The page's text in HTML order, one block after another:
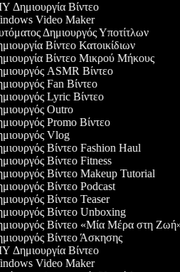
Δημιουργία Βίντεο
Video Maker
Δημιουργός Υποτίτλων
Βίντεο Κατοικίδιων
Βίντεο Μικρού Μήκους
ASMR Βίντεο
Fan Βίντεο
Lyric Βίντεο
Outro
Promo Βίντεο
Vlog
Βίντεο Fashion Haul
Βίντεο Fitness
Βίντεο Makeup Tutorial
Βίντεο Podcast
Βίντεο Teaser
Βίντεο Unboxing
Βίντεο «Μία Μέρα στη Ζωή»
Βίντεο Άσκησης
Δημιουργία Βίντεο
Video Maker